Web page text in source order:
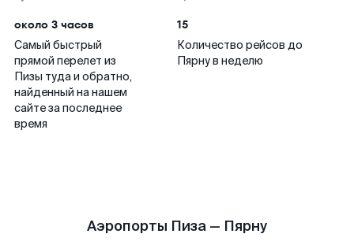
около 3 часов
Самый быстрый
прямой перелет из
Пизы туда и обратно,
найденный на нашем
сайте за последнее
время
15
Количество рейсов до
Пярну в неделю
Аэропорты Пиза — Пярну